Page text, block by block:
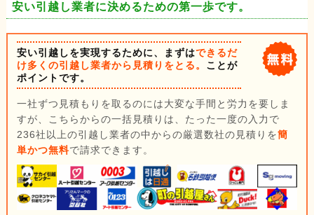
安い引越し業者に決めるための第一歩です。
安い引越しを実現するために、まずはできるだ
け多くの引越し業者から見積りをとる。 ことが
ポイントです。
一社ずつ見積もりを取るのには大変な手間と労力を要しま
すが、こちらからの一括見積りは、たった一度の入力で
236社以上の引越し業者の中からの厳選数社の見積りを簡
単かつ無料で請求できます。